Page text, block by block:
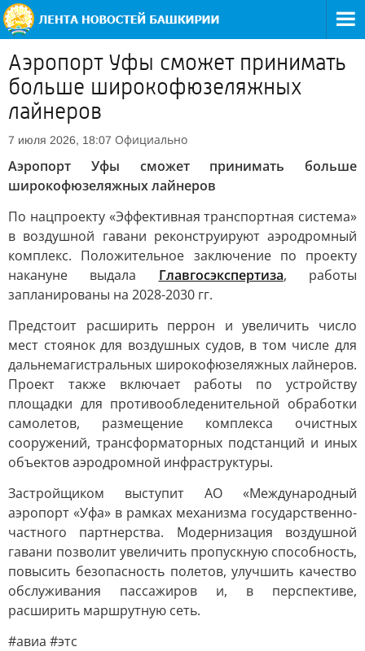
Аэропорт Уфы сможет принимать
больше широкофюзеляжных
лайнеров
7 июля 2026, 18:07 Официально
Аэропорт Уфы сможет принимать больше
широкофюзеляжных лайнеров
По нацпроекту «Эффективная транспортная система»
в воздушной гавани реконструируют аэродромный
комплекс. Положительное заключение по проекту
накануне выдала Главгосэкспертиза, работы
запланированы на 2028-2030 гг.
Предстоит расширить перрон и увеличить число
мест стоянок для воздушных судов, в том числе для
дальнемагистральных широкофюзеляжных лайнеров.
Проект также включает работы по устройству
площадки для противообледенительной обработки
самолетов, размещение комплекса очистных
сооружений, трансформаторных подстанций и иных
объектов аэродромной инфраструктуры.
Застройщиком выступит АО «Международный
аэропорт «Уфа» в рамках механизма государственно-
частного партнерства. Модернизация воздушной
гавани позволит увеличить пропускную способность,
повысить безопасность полетов, улучшить качество
обслуживания пассажиров и, в перспективе,
расширить маршрутную сеть.
#авиа #этс